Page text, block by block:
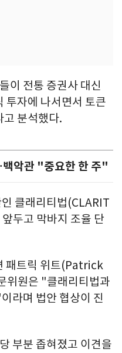
이 전통 증권사 대신
투자에 나서면서 토큰
고 분석했다.
악관 "중요한 한 주"
클래리티법(CLARIT
두고 막바지 조율 단
패트릭 위트(Patrick
위원은 "클래리티법과
라며 법안 협상이 진
부분 좁혀졌고 이견을